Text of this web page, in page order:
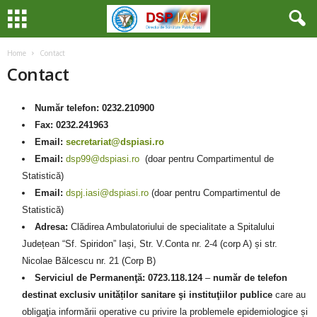
Home Contact
Contact
Număr telefon: 0232.210900
Fax: 0232.241963
Email: secretariat@dspiasi.ro
Email: dsp99@dspiasi.ro (doar pentru Compartimentul de
Statistică)
Email: dspj.iasi@dspiasi.ro (doar pentru Compartimentul de
Statistică)
Adresa: Clădirea Ambulatoriului de specialitate a Spitalului
Județean “Sf. Spiridon” Iași, Str. V.Conta nr. 2-4 (corp A) și str.
Nicolae Bălcescu nr. 21 (Corp B)
Serviciul de Permanenţă: 0723.118.124– număr de telefon
destinat exclusiv unităților sanitare şi instituţiilor publice care au
obligaţia informării operative cu privire la problemele epidemiologice și